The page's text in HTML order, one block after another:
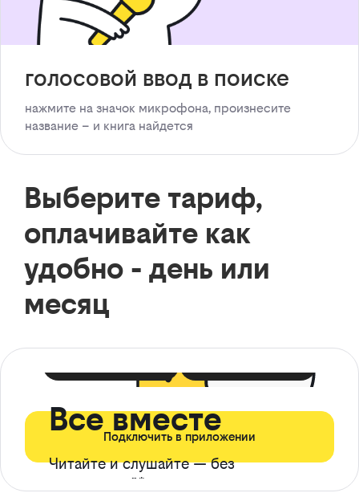
голосовой ввод в поиске
нажмите на значок микрофона, произнесите
название – и книга найдется
Выберите тариф,
оплачивайте как
удобно - день или
месяц
Все вместе
Читайте и слушайте — без
ограничений*
Подключить в приложении